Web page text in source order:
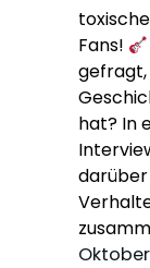
Fans!
gefragt,
hat? In
Oktober